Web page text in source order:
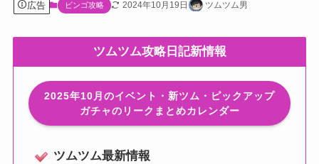
広告 ビンゴ攻略 2024年10月19日 ツムツム男
ツムツム攻略日記新情報
2025年10月のイベント・新ツム・ピックアップ
ガチャのリークまとめカレンダー
ツムツム最新情報